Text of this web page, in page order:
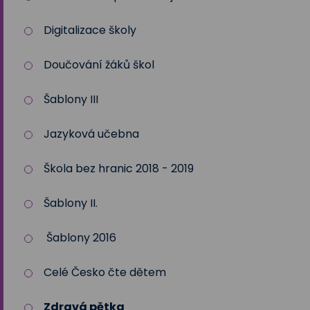
Digitalizace školy
Doučování žáků škol
Šablony III
Jazyková učebna
Škola bez hranic 2018 - 2019
Šablony II.
Šablony 2016
Celé Česko čte dětem